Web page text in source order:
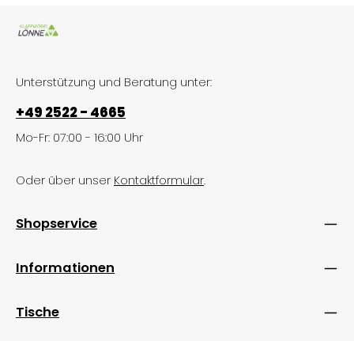
Unterstützung und Beratung unter:
+49 2522 - 4665
Mo-Fr: 07:00 - 16:00 Uhr
Oder über unser Kontaktformular.
Shopservice
Informationen
Tische